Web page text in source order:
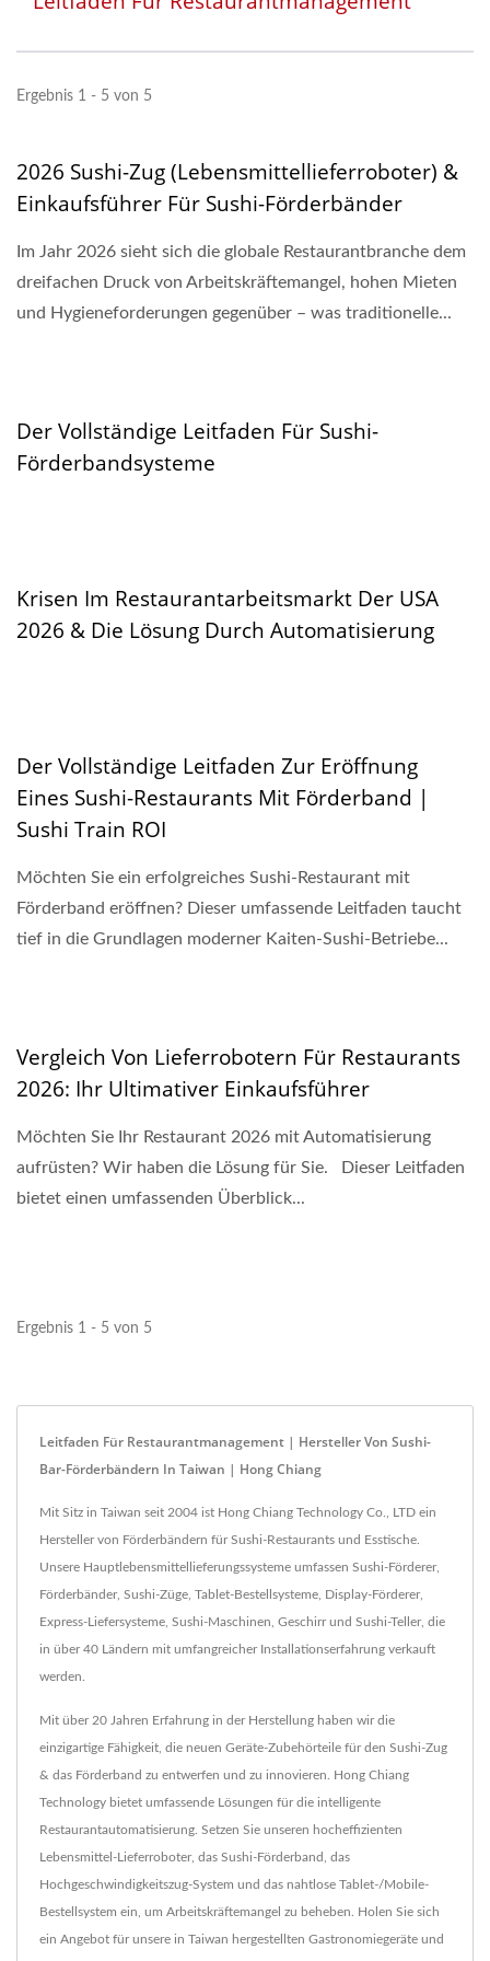
Ergebnis 1 - 5 von 5
2026 Sushi-Zug (Lebensmittellieferroboter) &
Einkaufsführer Für Sushi-Förderbänder
Im Jahr 2026 sieht sich die globale Restaurantbranche dem
dreifachen Druck von Arbeitskräftemangel, hohen Mieten
und Hygieneforderungen gegenüber – was traditionelle...
Der Vollständige Leitfaden Für Sushi-
Förderbandsysteme
Krisen Im Restaurantarbeitsmarkt Der USA
2026 & Die Lösung Durch Automatisierung
Der Vollständige Leitfaden Zur Eröffnung
Eines Sushi-Restaurants Mit Förderband |
Sushi Train ROI
Möchten Sie ein erfolgreiches Sushi-Restaurant mit
Förderband eröffnen? Dieser umfassende Leitfaden taucht
tief in die Grundlagen moderner Kaiten-Sushi-Betriebe...
Vergleich Von Lieferrobotern Für Restaurants
2026: Ihr Ultimativer Einkaufsführer
Möchten Sie Ihr Restaurant 2026 mit Automatisierung
aufrüsten? Wir haben die Lösung für Sie. Dieser Leitfaden
bietet einen umfassenden Überblick...
Ergebnis 1 - 5 von 5
Leitfaden Für Restaurantmanagement | Hersteller Von Sushi-
Bar-Förderbändern In Taiwan | Hong Chiang
Mit Sitz in Taiwan seit 2004 ist Hong Chiang Technology Co., LTD ein
Hersteller von Förderbändern für Sushi-Restaurants und Esstische.
Unsere Hauptlebensmittellieferungssysteme umfassen Sushi-Förderer,
Förderbänder, Sushi-Züge, Tablet-Bestellsysteme, Display-Förderer,
Express-Liefersysteme, Sushi-Maschinen, Geschirr und Sushi-Teller, die
in über 40 Ländern mit umfangreicher Installationserfahrung verkauft
werden.
Mit über 20 Jahren Erfahrung in der Herstellung haben wir die
einzigartige Fähigkeit, die neuen Geräte-Zubehörteile für den Sushi-Zug
& das Förderband zu entwerfen und zu innovieren. Hong Chiang
Technology bietet umfassende Lösungen für die intelligente
Restaurantautomatisierung. Setzen Sie unseren hocheffizienten
Lebensmittel-Lieferroboter, das Sushi-Förderband, das
Hochgeschwindigkeitszug-System und das nahtlose Tablet-/Mobile-
Bestellsystem ein, um Arbeitskräftemangel zu beheben. Holen Sie sich
ein Angebot für unsere in Taiwan hergestellten Gastronomiegeräte und